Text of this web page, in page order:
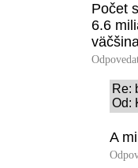
Počet
6.6
Re:
Od:
A